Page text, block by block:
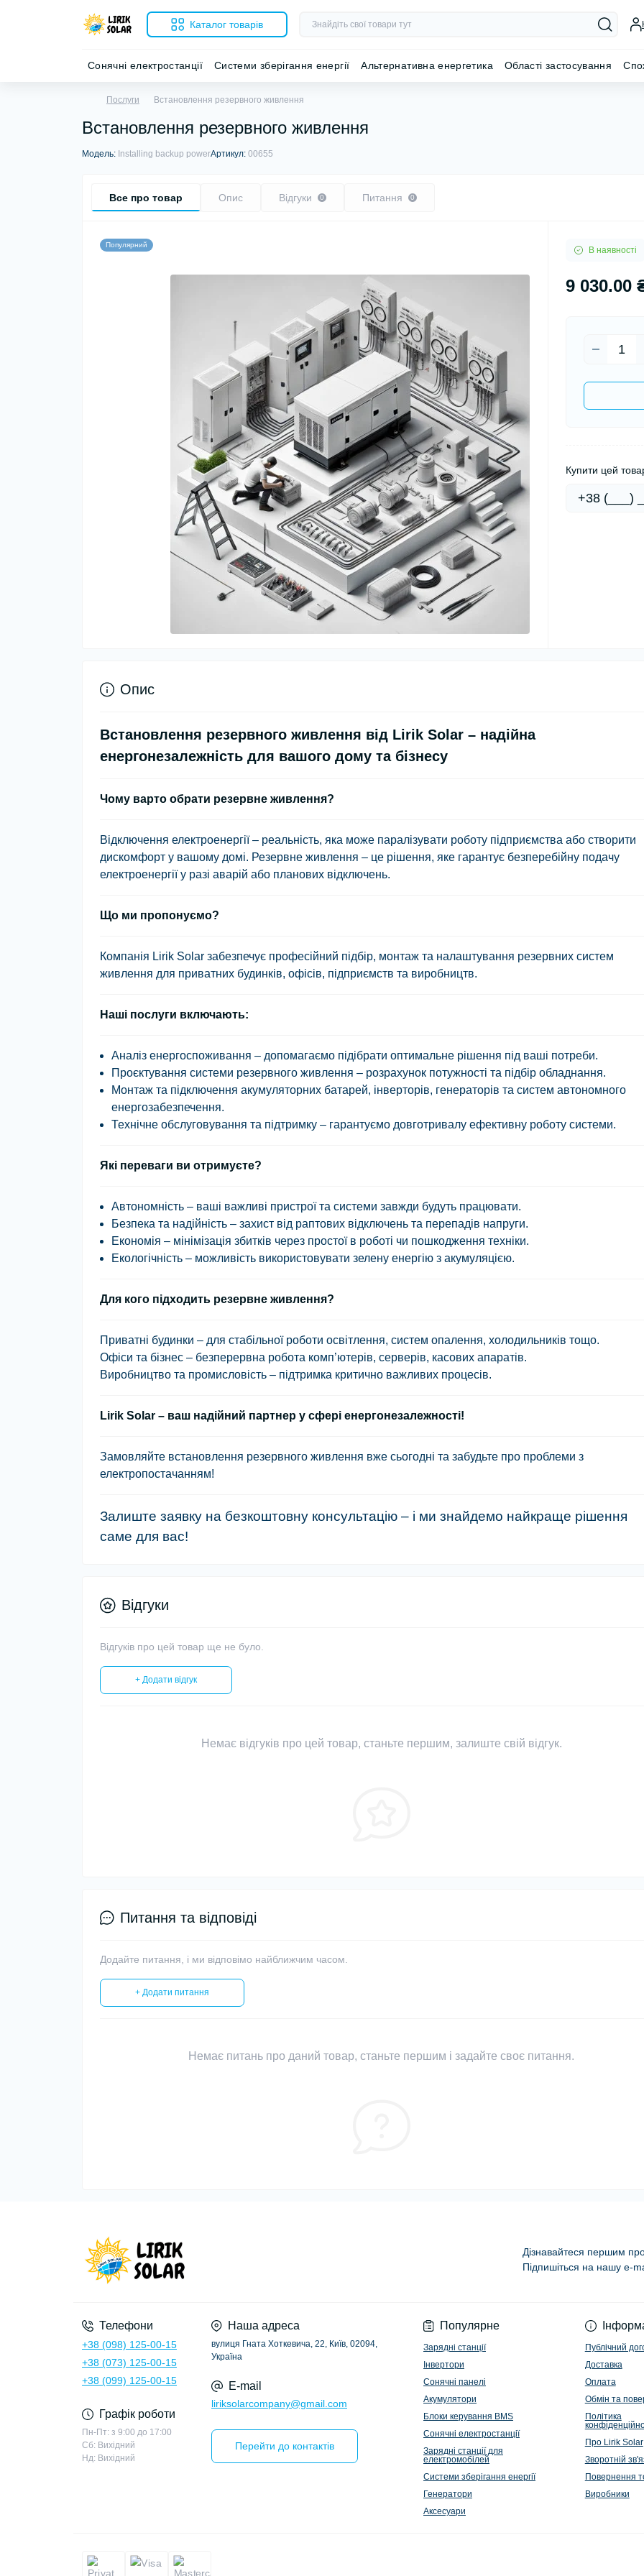
Каталог товарів
Сонячні електростанції Системи зберігання енергії Альтернативна енергетика Області застосування
Послуги Встановлення резервного живлення
Встановлення резервного живлення
Модель: Installing backup powerАртикул: 00655
Все про товар Опис Відгуки 0 Питання 0
Популярний
В наявності
9 030.00
Купити цей
Опис
Встановлення резервного живлення від Lirik Solar – надійна
енергонезалежність для вашого дому та бізнесу
Чому варто обрати резервне живлення?
Відключення електроенергії – реальність, яка може паралізувати роботу підприємства або створити
дискомфорт у вашому домі. Резервне живлення – це рішення, яке гарантує безперебійну подачу
електроенергії у разі аварій або планових відключень.
Що ми пропонуємо?
Компанія Lirik Solar забезпечує професійний підбір, монтаж та налаштування резервних систем
живлення для приватних будинків, офісів, підприємств та виробництв.
Наші послуги включають:
Аналіз енергоспоживання – допомагаємо підібрати оптимальне рішення під ваші потреби.
Проєктування системи резервного живлення – розрахунок потужності та підбір обладнання.
Монтаж та підключення акумуляторних батарей, інверторів, генераторів та систем автономного
енергозабезпечення.
Технічне обслуговування та підтримку – гарантуємо довготривалу ефективну роботу системи.
Які переваги ви отримуєте?
Автономність – ваші важливі пристрої та системи завжди будуть працювати.
Безпека та надійність – захист від раптових відключень та перепадів напруги.
Економія – мінімізація збитків через простої в роботі чи пошкодження техніки.
Екологічність – можливість використовувати зелену енергію з акумуляцією.
Для кого підходить резервне живлення?
Приватні будинки – для стабільної роботи освітлення, систем опалення, холодильників тощо.
Офіси та бізнес – безперервна робота комп’ютерів, серверів, касових апаратів.
Виробництво та промисловість – підтримка критично важливих процесів.
Lirik Solar – ваш надійний партнер у сфері енергонезалежності!
Замовляйте встановлення резервного живлення вже сьогодні та забудьте про проблеми з
електропостачанням!
Залиште заявку на безкоштовну консультацію – і ми знайдемо найкраще рішення
саме для вас!
Відгуки
Відгуків про цей товар ще не було.
+ Додати відгук
Немає відгуків про цей товар, станьте першим, залиште свій відгук.
Питання та відповіді
Додайте питання, і ми відповімо найближчим часом.
+ Додати питання
Немає питань про даний товар, станьте першим і задайте своє питання.
Дізнавайтеся першим про
Підпишіться на нашу e-
Телефони
+38 (098) 125-00-15
+38 (073) 125-00-15
+38 (099) 125-00-15
Графік роботи
Пн-Пт: з 9:00 до 17:00
Сб: Вихідний
Нд: Вихідний
Наша адреса
вулиця Гната Хоткевича, 22, Київ, 02094,
Україна
E-mail
liriksolarcompany@gmail.com
Перейти до контактів
Популярне
Зарядні станції
Інвертори
Сонячні панелі
Акумулятори
Блоки керування BMS
Сонячні електростанції
Зарядні станції для
електромобілей
Системи зберігання енергії
Генератори
Аксесуари
Публічний
Доставка
Оплата
Обмін та
Політика
Про Lirik Solar
Зворотній
Повернення
Виробники